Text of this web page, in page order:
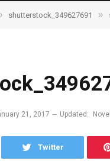
shutterstock_349627691 »
21, 2017 Updated:
Twitter